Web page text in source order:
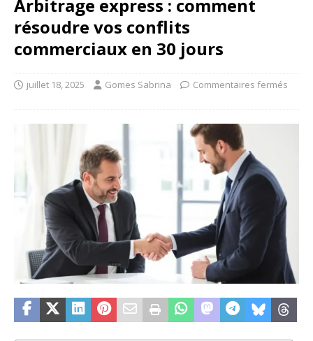
Arbitrage express : comment
résoudre vos conflits
commerciaux en 30 jours
juillet 18, 2025 Gomes Sabrina Commentaires fermés